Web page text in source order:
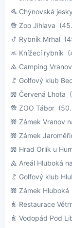
Chýnovská
Zoo Jihlava
Rybník Mrhal
Knížecí rybník
Camping
Golfový klub
Červená Lhota
ZOO Tábor
Zámek Vranov
Zámek
Hrad Orlík u
Areál Hluboká
Golfový klub
Zámek Hluboká
Restaurace
Vodopád Pod